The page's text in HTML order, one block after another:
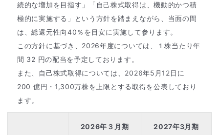
続的な増加を目指す」「自己株式取得は、機動的かつ積
極的に実施する」という方針を踏まえながら、当面の間
は、総還元性向40％を目安に実施して参ります。
この方針に基づき、2026年度については、１株当たり年
間 32 円の配当を予定しております。
また、自己株式取得については、2026年5月12日に
200 億円・1,300万株を上限とする取得を公表しており
ます。
2026年３月期
2027年3月期